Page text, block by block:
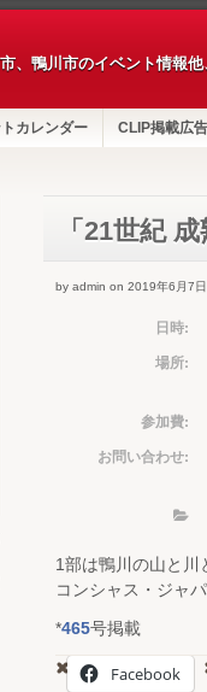
、鴨川市のイベント情報
カレンダー CLIP掲載広告
「21世紀
by admin on 2019年6月7日
日時:
場所:
参加費:
お問い合わせ:
1部は鴨川の山と
コンシャス・ジャ
*465号掲載
Facebook